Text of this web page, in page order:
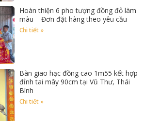
Hoàn thiện 6 pho tượng đồng đỏ làm
màu – Đơn đặt hàng theo yêu cầu
Chi tiết »
Bàn giao hạc đồng cao 1m55 kết hợp
đỉnh tai mây 90cm tại Vũ Thư, Thái
Bình
Chi tiết »